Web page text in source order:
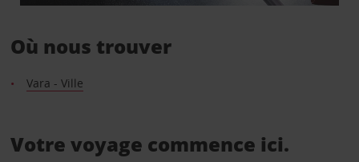
Où nous trouver
Vara - Ville
Votre voyage commence ici.